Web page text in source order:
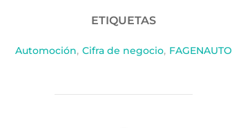
ETIQUETAS
Automoción, Cifra de negocio, FAGENAUTO